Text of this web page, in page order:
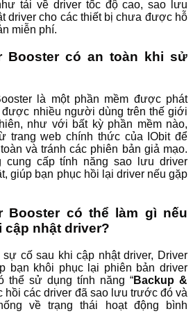
tải về driver tốc độ cao, sao lưu
driver cho các thiết bị chưa được hỗ
miễn phí.
Booster có an toàn khi sử
là một phần mềm được phát
nhiều người dùng trên thế giới
như với bất kỳ phần mềm nào,
trang web chính thức của IObit để
và tránh các phiên bản giả mạo.
cung cấp tính năng sao lưu driver
giúp bạn phục hồi lại driver nếu gặp
Booster có thể làm gì nếu
nhật driver?
sự cố sau khi cập nhật driver, Driver
bạn khôi phục lại phiên bản driver
thể sử dụng tính năng “Backup &
hồi các driver đã sao lưu trước đó và
về trạng thái hoạt động bình